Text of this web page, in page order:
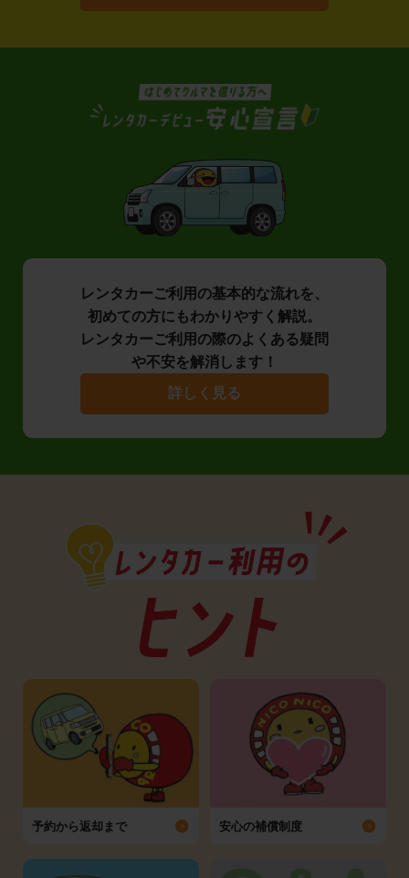
レンタカーご利用の基本的な流れを、
初めての方にもわかりやすく解説。
レンタカーご利用の際のよくある疑問
や不安を解消します！
詳しく見る
予約から返却まで 安心の補償制度